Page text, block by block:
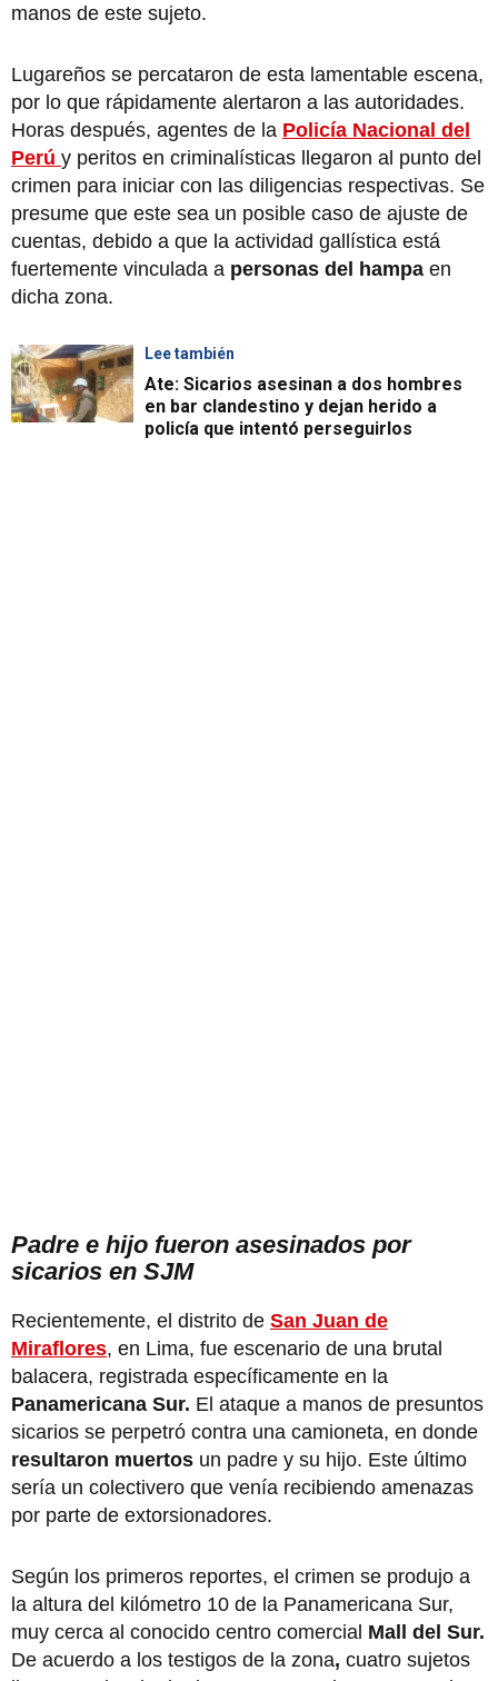
manos de este sujeto.
Lugareños se percataron de esta lamentable escena,
por lo que rápidamente alertaron a las autoridades.
Horas después, agentes de la Policía Nacional del
Perú y peritos en criminalísticas llegaron al punto del
crimen para iniciar con las diligencias respectivas. Se
presume que este sea un posible caso de ajuste de
cuentas, debido a que la actividad gallística está
fuertemente vinculada a personas del hampa en
dicha zona.
Lee también
Ate: Sicarios asesinan a dos hombres
en bar clandestino y dejan herido a
policía que intentó perseguirlos
Padre e hijo fueron asesinados por
sicarios en SJM
Recientemente, el distrito de San Juan de
Miraflores, en Lima, fue escenario de una brutal
balacera, registrada específicamente en la
Panamericana Sur. El ataque a manos de presuntos
sicarios se perpetró contra una camioneta, en donde
resultaron muertos un padre y su hijo. Este último
sería un colectivero que venía recibiendo amenazas
por parte de extorsionadores.
Según los primeros reportes, el crimen se produjo a
la altura del kilómetro 10 de la Panamericana Sur,
muy cerca al conocido centro comercial Mall del Sur.
De acuerdo a los testigos de la zona, cuatro sujetos